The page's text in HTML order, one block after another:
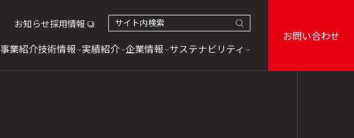
お知らせ採用情報
事業紹介技術情報 実績紹介 企業情報 サステナビリティ
お問い合わせ